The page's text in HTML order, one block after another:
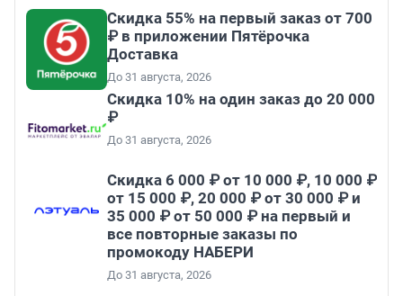
Скидка 55% на первый заказ от 700
₽ в приложении Пятёрочка
Доставка
До 31 августа, 2026
Скидка 10% на один заказ до 20 000
₽
До 31 августа, 2026
Скидка 6 000 ₽ от 10 000 ₽, 10 000 ₽
от 15 000 ₽, 20 000 ₽ от 30 000 ₽ и
35 000 ₽ от 50 000 ₽ на первый и
все повторные заказы по
промокоду НАБЕРИ
До 31 августа, 2026